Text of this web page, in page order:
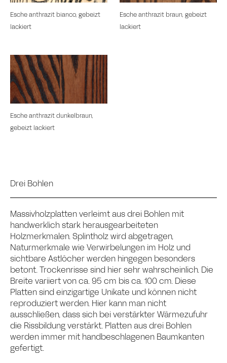
Esche anthrazit bianco, gebeizt
lackiert
Esche anthrazit braun, gebeizt
lackiert
Esche anthrazit dunkelbraun,
gebeizt lackiert
Drei Bohlen
Massivholzplatten verleimt aus drei Bohlen mit
handwerklich stark herausgearbeiteten
Holzmerkmalen. Splintholz wird abgetragen,
Naturmerkmale wie Verwirbelungen im Holz und
sichtbare Astlöcher werden hingegen besonders
betont. Trockenrisse sind hier sehr wahrscheinlich. Die
Breite variiert von ca. 95 cm bis ca. 100 cm. Diese
Platten sind einzigartige Unikate und können nicht
reproduziert werden. Hier kann man nicht
ausschließen, dass sich bei verstärkter Wärmezufuhr
die Rissbildung verstärkt. Platten aus drei Bohlen
werden immer mit handbeschlagenen Baumkanten
gefertigt.